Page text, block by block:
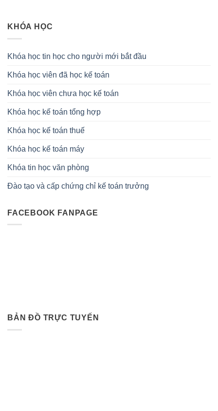
KHÓA HỌC
Khóa học tin học cho người mới bắt đầu
Khóa học viên đã học kế toán
Khóa học viên chưa học kế toán
Khóa học kế toán tổng hợp
Khóa học kế toán thuế
Khóa học kế toán máy
Khóa tin học văn phòng
Đào tạo và cấp chứng chỉ kế toán trưởng
FACEBOOK FANPAGE
BẢN ĐỒ TRỰC TUYẾN